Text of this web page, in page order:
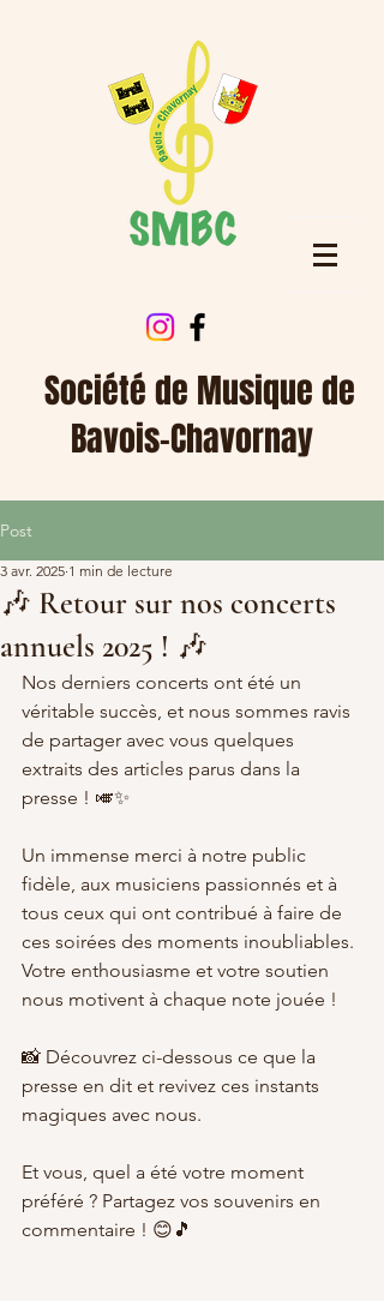
Société de Musique de
Bavois-Chavornay
Post
🎶 Retour sur nos concerts
annuels 2025 ! 🎶
3 avr. 2025 1 min de lecture
Nos derniers concerts ont été un
véritable succès, et nous sommes ravis
de partager avec vous quelques
extraits des articles parus dans la
presse ! 🎺✨
Un immense merci à notre public
fidèle, aux musiciens passionnés et à
tous ceux qui ont contribué à faire de
ces soirées des moments inoubliables.
Votre enthousiasme et votre soutien
nous motivent à chaque note jouée !
📸 Découvrez ci-dessous ce que la
presse en dit et revivez ces instants
magiques avec nous.
Et vous, quel a été votre moment
préféré ? Partagez vos souvenirs en
commentaire ! 😊🎵